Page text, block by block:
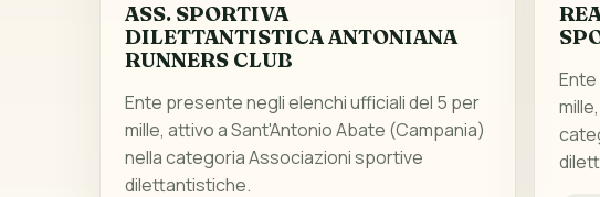
ASS. SPORTIVA
DILETTANTISTICA ANTONIANA
RUNNERS CLUB
Ente presente negli elenchi ufficiali del 5 per
mille, attivo a Sant'Antonio Abate (Campania)
nella categoria Associazioni sportive
dilettantistiche.